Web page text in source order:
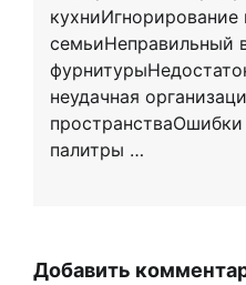
кухниИгнорирование
семьиНеправильный
неудачная
палитры …
Добавить